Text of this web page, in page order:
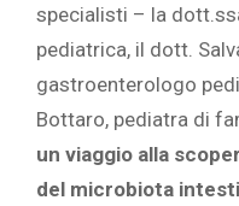
specialisti – la
pediatrica, il dott.
gastroenterologo
Bottaro, pediatra di
un viaggio alla
del microbiota